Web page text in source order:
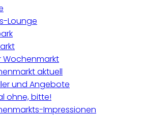
Lounge
Wochenmarkt
aktuell
und Angebote
ohne, bitte!
Impressionen